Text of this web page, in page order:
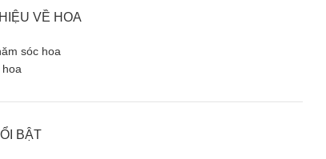
VỀ HOA
sóc hoa
BẬT